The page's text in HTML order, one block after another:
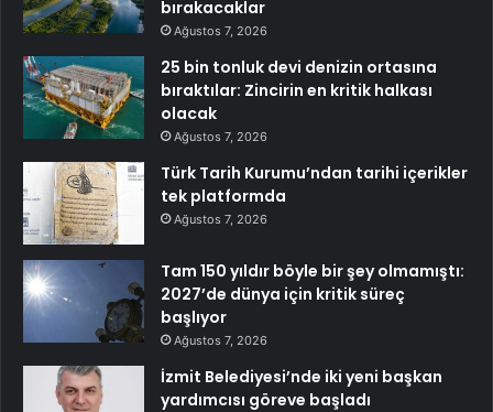
bırakacaklar
Ağustos 7, 2026
25 bin tonluk devi denizin ortasına
bıraktılar: Zincirin en kritik halkası
olacak
Ağustos 7, 2026
Türk Tarih Kurumu’ndan tarihi içerikler
tek platformda
Ağustos 7, 2026
Tam 150 yıldır böyle bir şey olmamıştı:
2027’de dünya için kritik süreç
başlıyor
Ağustos 7, 2026
İzmit Belediyesi’nde iki yeni başkan
yardımcısı göreve başladı